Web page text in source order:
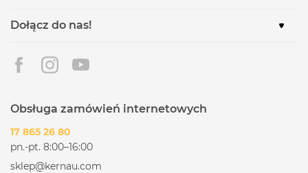
Dołącz do nas!
Obsługa zamówień internetowych
17 865 26 80
pn.-pt. 8:00–16:00
sklep@kernau.com